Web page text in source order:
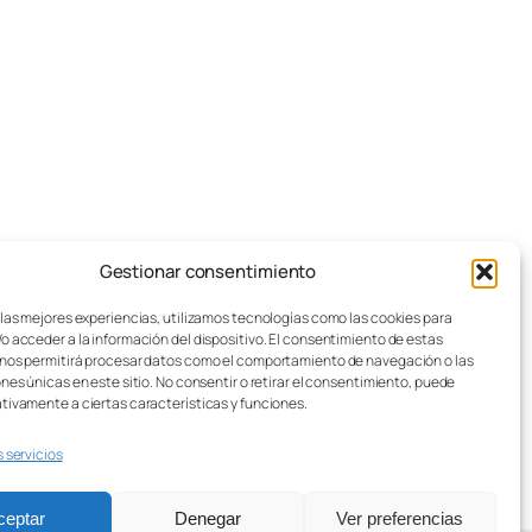
Gestionar consentimiento
mejores experiencias, utilizamos tecnologías como las cookies para
acceder a la información del dispositivo. El consentimiento de estas
permitirá procesar datos como el comportamiento de navegación o las
únicas en este sitio. No consentir o retirar el consentimiento, puede
a ciertas características y funciones.
servicios
Denegar Ver preferencias
de juegos de mesa
de Envío
Lúdico – Asistente IA
Aviso legal
Política de cookies
Política de privacidad
Condiciones generales
Contacto